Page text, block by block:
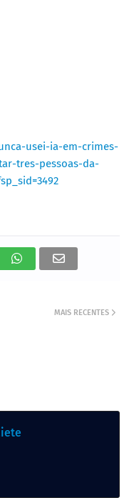
usei-ia-em-crimes-
tres-pessoas-da-
MAIS RECENTES